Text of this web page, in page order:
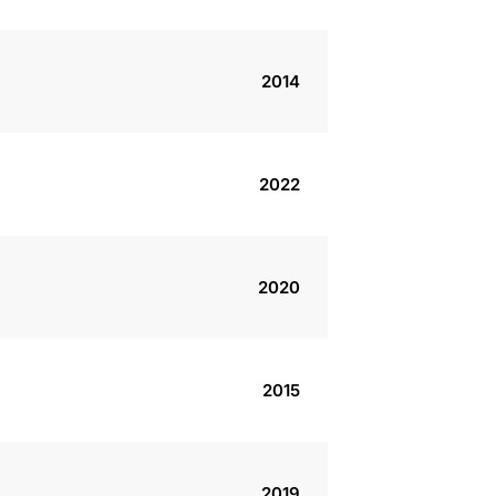
2014
2022
2020
2015